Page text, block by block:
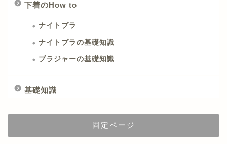
下着のHow to
ナイトブラ
ナイトブラの基礎知識
ブラジャーの基礎知識
基礎知識
固定ページ